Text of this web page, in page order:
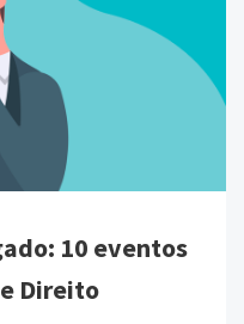
10 eventos
Direito